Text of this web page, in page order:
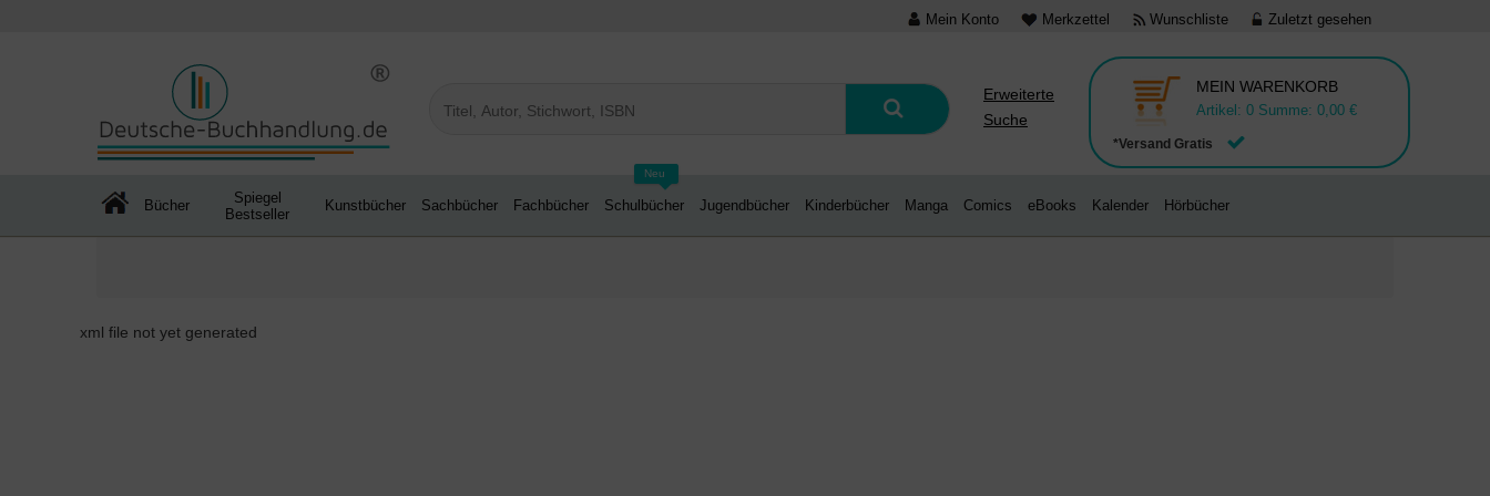
Mein Konto Merkzettel Wunschliste Zuletzt gesehen
Erweiterte
Suche
*Versand Gratis
MEIN WARENKORB
Artikel: 0 Summe: 0,00 €
Bücher
Spiegel
Bestseller
Kunstbücher Sachbücher Fachbücher
Neu
Schulbücher Jugendbücher Kinderbücher Manga Comics eBooks Kalender Hörbücher
xml file not yet generated